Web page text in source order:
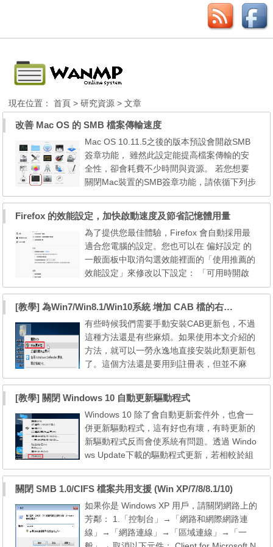
現在位置：首頁 >研究資源 > 文章
改善 Mac OS 的 SMB 檔案傳輸速度
Mac OS 10.11.5之後的版本預設會開啟SMB
簽章功能， 雖然此設定能提高檔案傳輸的安
全性，卻會耗費不少時間與資源。 若您想要
關閉Mac裝置的SMB簽章功能，請依循下列步
驟： 開啟Mac的［終端機］服務。 輸入以下
指令：sudo touch /etc/nsmb.conf，然後輸入
您Mac裝置的密碼。 輸入以下兩道指令：sud
o bash -c 'echo "[default]" >> /etc/nsmb.conf'
以及 sudo bash -c 'echo "signing_required=n
o" >...
Firefox 的效能設定，加快啟動速度及節省記憶體用量
為了提供您最佳體驗，Firefox 會自動採用最
適合您電腦的設定。您也可以在 偏好設定 的
一般面板中取消勾選效能裡面的「使用推薦的
效能設定」來修改以下設定： 「可用時開啟
硬體加速」，這個設定可以用你的圖形顯示卡
PU 資源。 這個選項預設是勾選的，但並不是
所有圖形處理器都適用。您必須重啟 Firefox
來使改變的設定生效。 「內容處理程序數量
限制」，在多程序 F...
[教學] 為Win7/Win8.1/Win10系統 增加 CAB 檔的右鍵安裝的功能
有些時候我們需要手動安裝CAB更新包，不過
這種方法還是有些麻煩。如果使用本文介紹的
方法，就可以一勞永逸地直接安裝此類更新包
了。這個方法還是要用到註冊表，但並不麻
煩，適用於Win7/Win8.1/Win10系統。 直接使
用登錄檔，可以下載及合併此登錄檔即可。
下載→ [Right click to install CAB.zip] 使用右
鍵安裝登錄檔內容： 取消右鍵安裝登錄檔內
容： 注意：如果有安裝 7-Zip / WinRAR 等壓
縮及解壓縮...
[教學] 關閉 Windows 10 自動更新驅動程式
Windows 10 除了會自動更新套件外，也會一
併更新驅動程式，這有好也有壞，有時更新的
新驅動程式反而會使系統有問題。透過 Windo
ws Update下載的驅動程式更新，若相較於組
裝電腦公司提供的配備，不但更加老舊而且常
常造成無謂的驅動程式衝突。 1. 在本機上按
滑鼠右鍵，選擇 [內容] 2. 選擇 [進階系統設定]
3. 選擇 [硬體] 4. 選擇 [裝置安裝設定(S)] 5. 選
擇 [否]，並按 [儲存變更]
關閉 SMB 1.0/CIFS 檔案共用支援 (Win XP/7/8/8.1/10)
如果你是 Windows XP 用戶，請關閉網路上的
芳鄰： 1.「控制台」→「網路和網際網路連
線」→「網路連線」→「區域連線」→「一